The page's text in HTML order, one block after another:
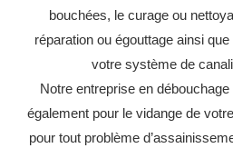
bouchées, le curage ou
réparation ou égouttage ainsi
votre système de
Notre entreprise en débouchage
également pour le vidange de
pour tout problème